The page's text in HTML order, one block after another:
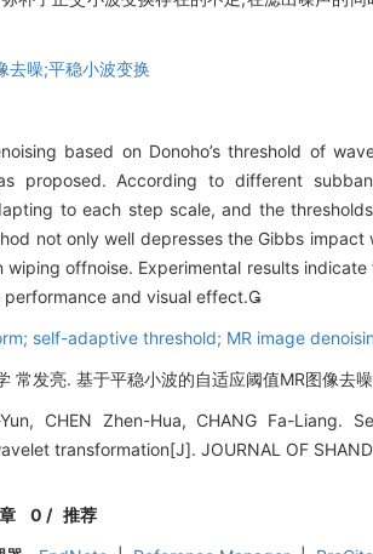
去噪;平稳小波变换
based on Donoho’s threshold of
proposed. According to different
to each step scale, and the
not only well depresses the Gibbs
wiping offnoise. Experimental results
and visual effect.
self-adaptive threshold; MR image
常发亮. 基于平稳小波的自适应阈值MR图像
CHEN Zhen-Hua, CHANG Fa-Liang.
transformation[J]. JOURNAL OF
0 / 推荐